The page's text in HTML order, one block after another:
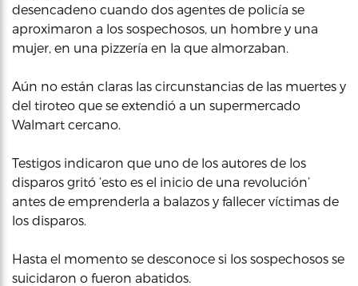
desencadeno cuando dos agentes de policía se
aproximaron a los sospechosos, un hombre y una
mujer, en una pizzería en la que almorzaban.
Aún no están claras las circunstancias de las muertes y
del tiroteo que se extendió a un supermercado
Walmart cercano.
Testigos indicaron que uno de los autores de los
disparos gritó ‘esto es el inicio de una revolución’
antes de emprenderla a balazos y fallecer víctimas de
los disparos.
Hasta el momento se desconoce si los sospechosos se
suicidaron o fueron abatidos.